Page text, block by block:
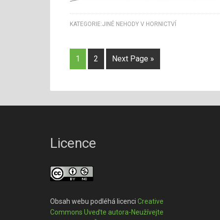
KATEGORIE:JINÉ NEHODY V HORNICTVÍ
1 2 Next Page »
Licence
Obsah webu podléhá licenci Creative
Commons Uveďte autora-Neužívejte